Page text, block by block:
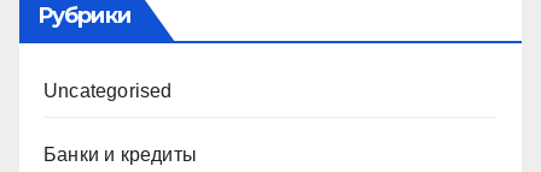
Рубрики
Uncategorised
Банки и кредиты